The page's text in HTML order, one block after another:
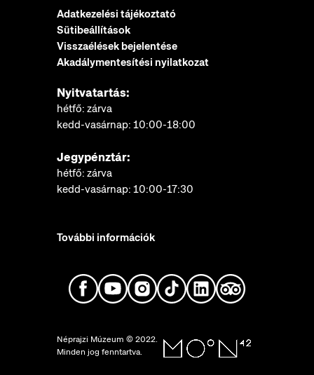
Adatkezelési tájékoztató
Sütibeállítások
Visszaélések bejelentése
Akadálymentesítési nyilatkozat
Nyitvatartás:
hétfő: zárva
kedd-vasárnap: 10:00-18:00
Jegypénztár:
hétfő: zárva
kedd-vasárnap: 10:00-17:30
További információk
Néprajzi Múzeum © 2022.
Minden jog fenntartva.